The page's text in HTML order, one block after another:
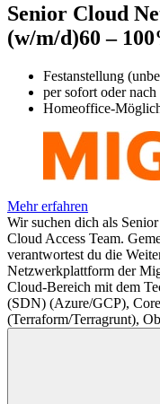
Senior Cloud
(w/m/d)60 –
Festanstellung
per sofort oder
Homeoffice-
Mehr erfahren
Wir suchen dich als
Cloud Access Team.
verantwortest du die
Netzwerkplattform der
Cloud-Bereich mit dem
(SDN) (Azure/GCP),
(Terraform/Terragrunt),